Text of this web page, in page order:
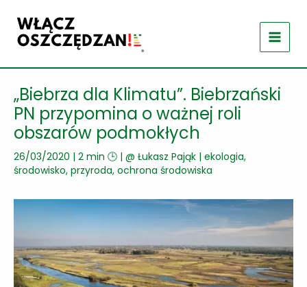
treści
„Biebrza dla Klimatu”. Biebrzański
PN przypomina o ważnej roli
obszarów podmokłych
26/03/2020 | 2 min 🕒 | @ Łukasz Pająk | ekologia,
środowisko, przyroda, ochrona środowiska